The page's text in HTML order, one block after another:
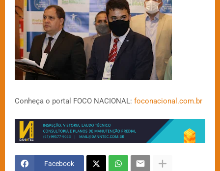
Conheça o portal FOCO NACIONAL: foconacional.com.br
Facebook